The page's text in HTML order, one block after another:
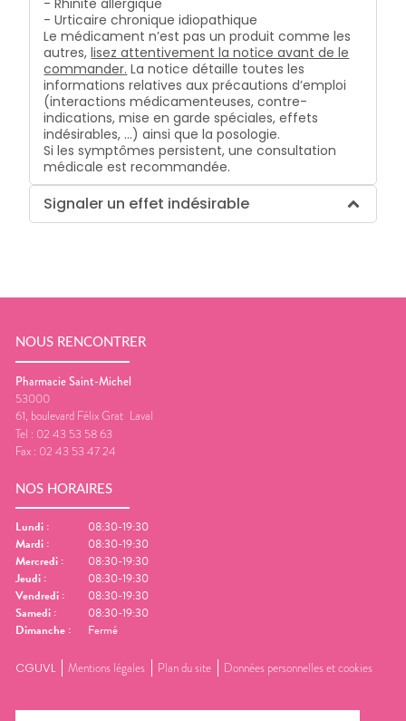
- Urticaire chronique idiopathique
Le médicament n’est pas un produit comme les
autres, lisez attentivement la notice avant de le
commander. La notice détaille toutes les
informations relatives aux précautions d’emploi
(interactions médicamenteuses, contre-
indications, mise en garde spéciales, effets
indésirables, …) ainsi que la posologie.
Si les symptômes persistent, une consultation
médicale est recommandée.
Signaler un effet indésirable
NOUS RENCONTRER
Pharmacie Saint-Michel
53000
61, boulevard Félix Grat Laval
Tel : 02 43 53 58 63
Fax : 02 43 53 47 24
NOS HORAIRES
Lundi :
08:30-19:30
Mardi :
08:30-19:30
Mercredi :
08:30-19:30
Jeudi :
08:30-19:30
Vendredi :
08:30-19:30
Samedi :
08:30-19:30
Dimanche : Fermé
CGUVL Mentions légales Plan du site Données personnelles et cookies